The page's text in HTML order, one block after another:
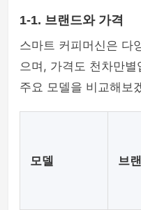
1-1. 브랜드와 가격
스마트 커피머신은 다
으며, 가격도 천차만
주요 모델을 비교해보
모델 브